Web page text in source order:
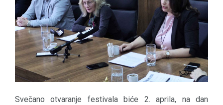
Svečano otvaranje festivala biće 2. aprila, na dan